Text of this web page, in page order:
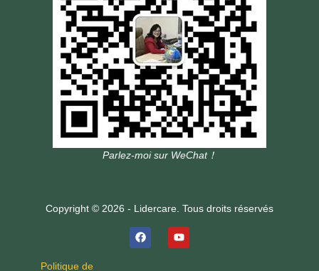
Parlez-moi sur WeChat！
Copyright © 2026 - Lidercare. Tous droits réservés
Politique de